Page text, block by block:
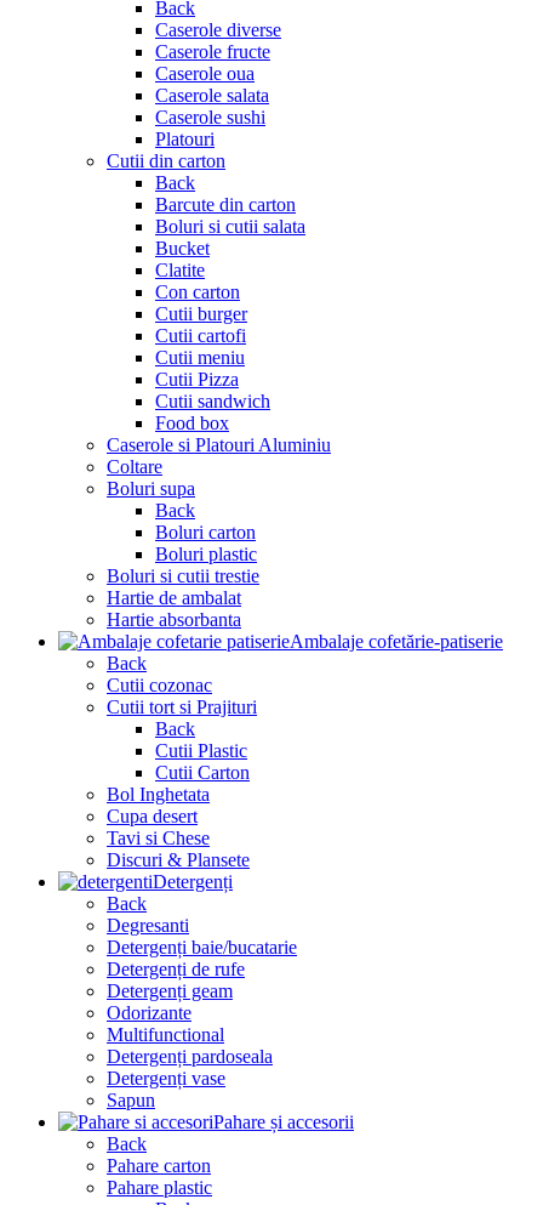
Back
Caserole diverse
Caserole fructe
Caserole oua
Caserole salata
Caserole sushi
Platouri
Cutii din carton
Back
Barcute din carton
Boluri si cutii salata
Bucket
Clatite
Con carton
Cutii burger
Cutii cartofi
Cutii meniu
Cutii Pizza
Cutii sandwich
Food box
Caserole si Platouri Aluminiu
Coltare
Boluri supa
Back
Boluri carton
Boluri plastic
Boluri si cutii trestie
Hartie de ambalat
Hartie absorbanta
Ambalaje cofetărie-patiserie
Back
Cutii cozonac
Cutii tort si Prajituri
Back
Cutii Plastic
Cutii Carton
Bol Inghetata
Cupa desert
Tavi si Chese
Discuri & Plansete
Detergenți
Back
Degresanti
Detergenți baie/bucatarie
Detergenți de rufe
Detergenți geam
Odorizante
Multifunctional
Detergenți pardoseala
Detergenți vase
Sapun
Pahare și accesorii
Back
Pahare carton
Pahare plastic